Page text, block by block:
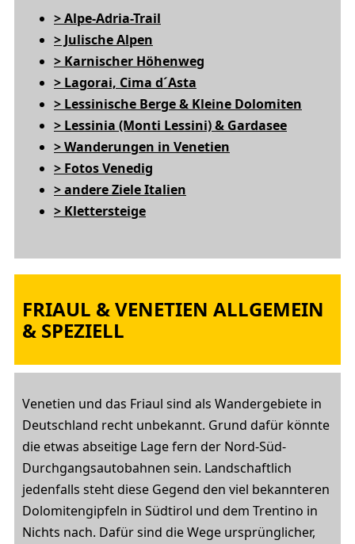
> Alpe-Adria-Trail
> Julische Alpen
> Karnischer Höhenweg
> Lagorai, Cima d´Asta
> Lessinische Berge & Kleine Dolomiten
> Lessinia (Monti Lessini) & Gardasee
> Wanderungen in Venetien
> Fotos Venedig
> andere Ziele Italien
> Klettersteige
FRIAUL & VENETIEN ALLGEMEIN
& SPEZIELL
Venetien und das Friaul sind als Wandergebiete in
Deutschland recht unbekannt. Grund dafür könnte
die etwas abseitige Lage fern der Nord-Süd-
Durchgangsautobahnen sein. Landschaftlich
jedenfalls steht diese Gegend den viel bekannteren
Dolomitengipfeln in Südtirol und dem Trentino in
Nichts nach. Dafür sind die Wege ursprünglicher,